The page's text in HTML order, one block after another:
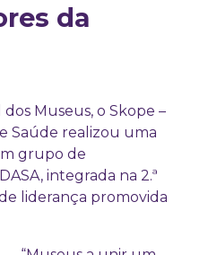
da
Museus, o Skope –
Saúde realizou uma
grupo de
integrada na 2.ª
liderança promovida